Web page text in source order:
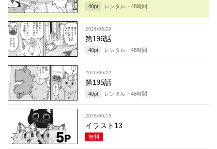
40pt レンタル・ 48時間
2026/06/29
第196話
40pt レンタル・ 48時間
2026/06/22
第195話
40pt レンタル・ 48時間
2026/06/15
イラスト13
無料